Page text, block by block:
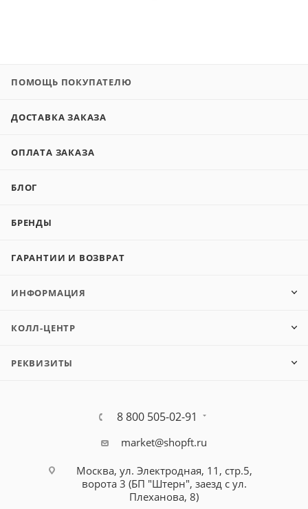
ПОМОЩЬ ПОКУПАТЕЛЮ
ДОСТАВКА ЗАКАЗА
ОПЛАТА ЗАКАЗА
БЛОГ
БРЕНДЫ
ГАРАНТИИ И ВОЗВРАТ
ИНФОРМАЦИЯ
КОЛЛ-ЦЕНТР
РЕКВИЗИТЫ
8 800 505-02-91
market@shopft.ru
Москва, ул. Электродная, 11, стр.5,
ворота 3 (БП "Штерн", заезд с ул.
Плеханова, 8)